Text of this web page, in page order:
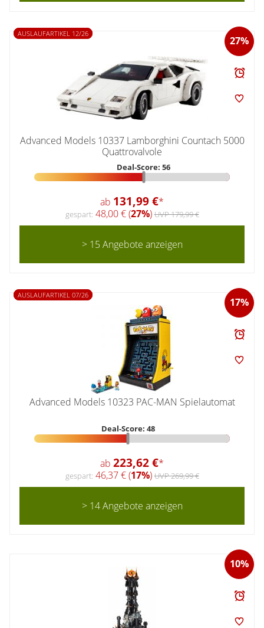
27%
AUSLAUFARTIKEL 12/26
Advanced Models 10337 Lamborghini Countach 5000
Quattrovalvole
Deal-Score: 56
ab 131,99 €*
gespart: 48,00 € (27%)UVP 179,99 €
> 15 Angebote anzeigen
17%
AUSLAUFARTIKEL 07/26
Advanced Models 10323 PAC-MAN Spielautomat
Deal-Score: 48
ab 223,62 €*
gespart: 46,37 € (17%)UVP 269,99 €
> 14 Angebote anzeigen
10%